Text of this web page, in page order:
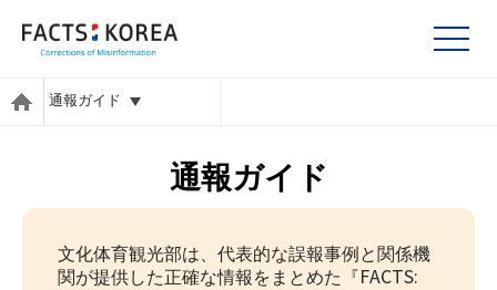
通報ガイド
通報ガイド
文化体育観光部は、代表的な誤報事例と関係機
関が提供した正確な情報をまとめた『FACTS: